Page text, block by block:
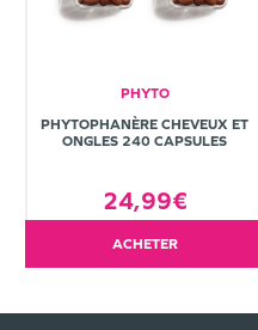
PHYTO
PHYTOPHANÈRE CHEVEUX ET
ONGLES 240 CAPSULES
24,99€
ACHETER